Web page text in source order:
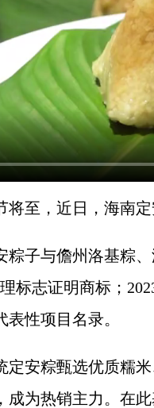
至，近日，海南定
与儋州洛基粽、
标志证明商标；
性项目名录。
安粽甄选优质糯米
成为热销主力。在